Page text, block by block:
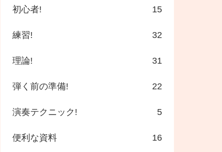
初心者! 15
練習! 32
理論! 31
弾く前の準備! 22
演奏テクニック! 5
便利な資料 16